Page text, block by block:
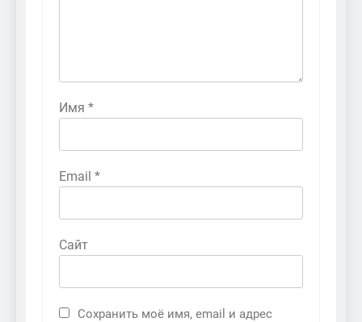
Имя *
Email *
Сайт
Сохранить моё имя, email и адрес